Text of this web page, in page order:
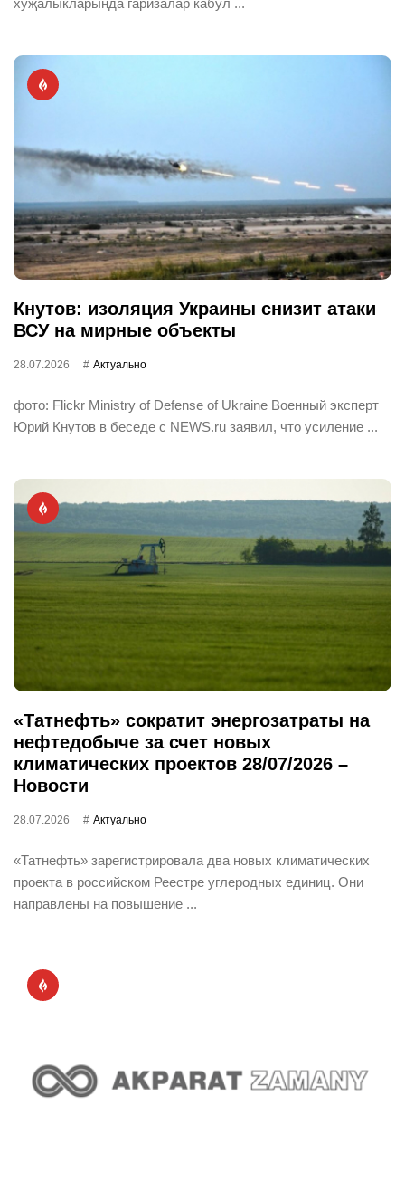
хуҗалыкларында гаризалар кабул ...
Кнутов: изоляция Украины снизит атаки
ВСУ на мирные объекты
28.07.2026 Актуально
фото: Flickr Ministry of Defense of Ukraine Военный эксперт
Юрий Кнутов в беседе с NEWS.ru заявил, что усиление ...
«Татнефть» сократит энергозатраты на
нефтедобыче за счет новых
климатических проектов 28/07/2026 –
Новости
28.07.2026 Актуально
«Татнефть» зарегистрировала два новых климатических
проекта в российском Реестре углеродных единиц. Они
направлены на повышение ...